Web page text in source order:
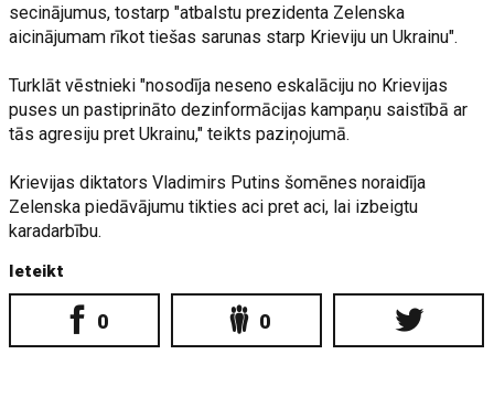
secinājumus, tostarp "atbalstu prezidenta Zelenska
aicinājumam rīkot tiešas sarunas starp Krieviju un Ukrainu".
Turklāt vēstnieki "nosodīja neseno eskalāciju no Krievijas
puses un pastiprināto dezinformācijas kampaņu saistībā ar
tās agresiju pret Ukrainu," teikts paziņojumā.
Krievijas diktators Vladimirs Putins šomēnes noraidīja
Zelenska piedāvājumu tikties aci pret aci, lai izbeigtu
karadarbību.
Ieteikt
0 0